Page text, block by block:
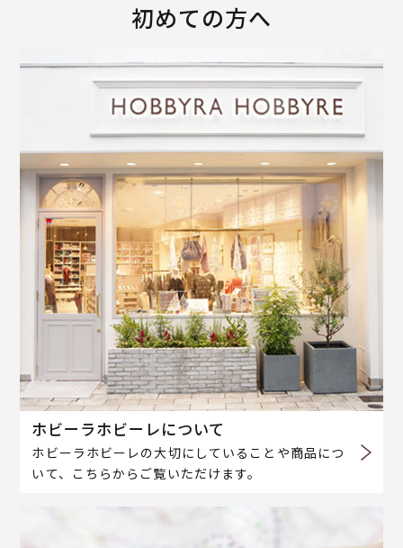
初めての方へ
ホビーラホビーレについて
ホビーラホビーレの大切にしていることや商品につ
いて、こちらからご覧いただけます。